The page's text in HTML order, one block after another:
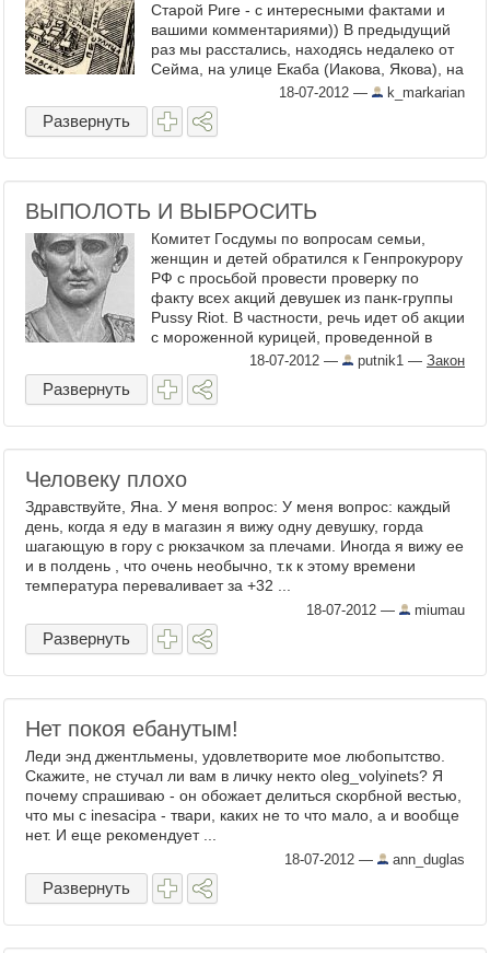
Старой Риге - с интересными фактами и
вашими комментариями)) В предыдущий
раз мы расстались, находясь недалеко от
Сейма, на улице Екаба (Иакова, Якова), на
которую выходила ...18-07-2012 — k_markarian
Развернуть
ВЫПОЛОТЬ И ВЫБРОСИТЬ
Комитет Госдумы по вопросам семьи,
женщин и детей обратился к Генпрокурору
РФ с просьбой провести проверку по
факту всех акций девушек из панк-группы
Pussy Riot. В частности, речь идет об акции
с мороженной курицей, проведенной в
18-07-2012 — putnik1 — Закон
Развернуть
Человеку плохо
Здравствуйте, Яна. У меня вопрос: У меня вопрос: каждый
день, когда я еду в магазин я вижу одну девушку, горда
шагающую в гору с рюкзачком за плечами. Иногда я вижу ее
и в полдень , что очень необычно, т.к к этому времени
температура переваливает за +32 ...
18-07-2012 — miumau
Развернуть
Нет покоя ебанутым!
Леди энд джентльмены, удовлетворите мое любопытство.
Скажите, не стучал ли вам в личку некто oleg_volyinets? Я
почему спрашиваю - он обожает делиться скорбной вестью,
что мы с inesacipa - твари, каких не то что мало, а и вообще
нет. И еще рекомендует ...
18-07-2012 — ann_duglas
Развернуть